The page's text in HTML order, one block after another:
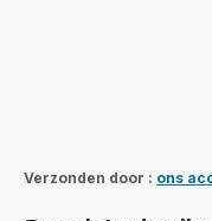
Verzonden door : ons